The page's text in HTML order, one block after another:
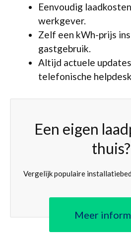
Eenvoudig
werkgever.
Zelf een kWh-prijs
gastgebruik.
Altijd actuele
telefonische helpdesk.
Een eigen
thuis?
Vergelijk populaire
Meer